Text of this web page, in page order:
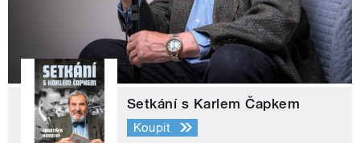
Setkání s Karlem Čapkem
Koupit